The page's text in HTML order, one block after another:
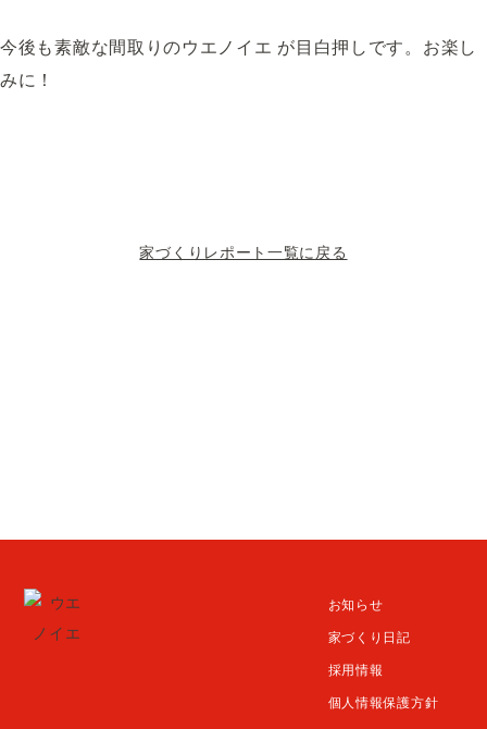
今後も素敵な間取りのウエノイエ が目白押しです。お楽し
みに！
家づくりレポート一覧に戻る
お知らせ
家づくり日記
採用情報
個人情報保護方針